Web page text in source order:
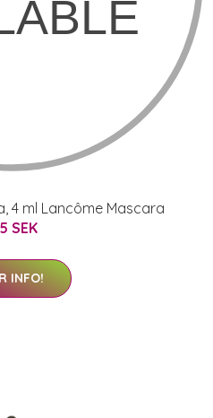
4 ml Lancôme Mascara
SEK
INFO!